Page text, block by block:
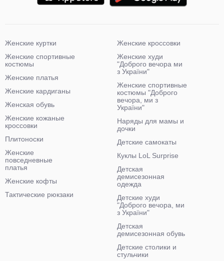
Женские куртки
Женские спортивные
костюмы
Женские платья
Женские кардиганы
Женская обувь
Женские кожаные
кроссовки
Плитоноски
Женские
повседневные
платья
Женские кофты
Тактические рюкзаки
Женские кроссовки
Женские худи
"Доброго вечора ми
з України"
Женские спортивные
костюмы "Доброго
вечора, ми з
України"
Наряды для мамы и
дочки
Детские самокаты
Куклы LoL Surprise
Детская
демисезонная
одежда
Детские худи
"Доброго вечора, ми
з України"
Детская
демисезонная обувь
Детские столики и
стульчики